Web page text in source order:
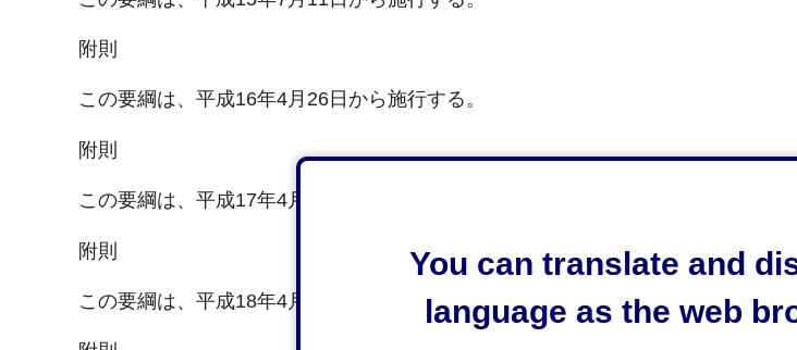
You can translate and
language as the web
附則
この要綱は、平成16年4月26日から施行する。
附則
この要綱は、平成17年4月12日から施行する。
附則
この要綱は、平成18年4月17日から施行する。